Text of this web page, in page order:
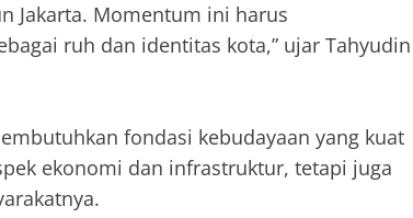
Jakarta. Momentum ini harus
ruh dan identitas kota,” ujar Tahyudin
fondasi kebudayaan yang kuat
ekonomi dan infrastruktur, tetapi juga